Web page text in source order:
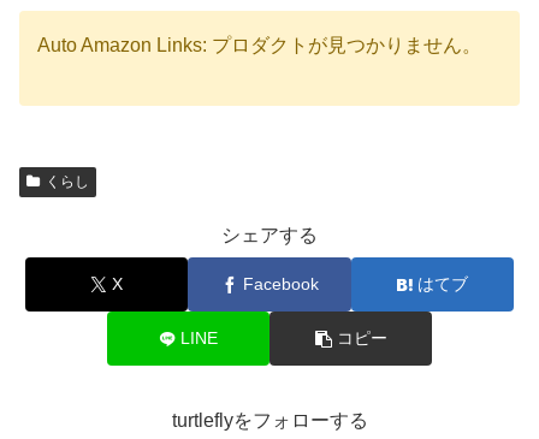
Auto Amazon Links: プロダクトが見つかりません。
くらし
シェアする
X Facebook はてブ
LINE コピー
turtleflyをフォローする